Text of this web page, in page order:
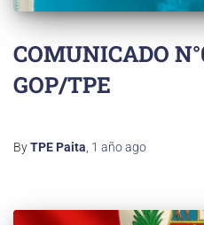
COMUNICADO
GOP/TPE
ByTPE Paita, 1 añoago